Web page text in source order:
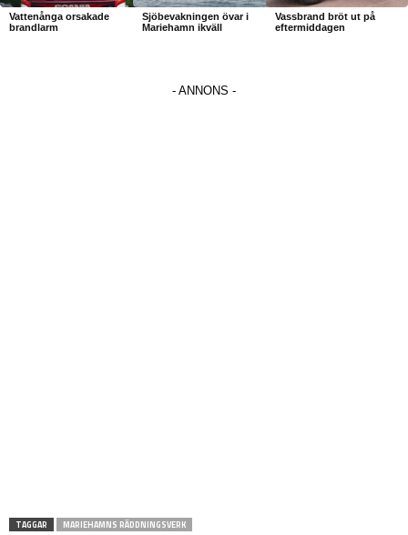
Vattenånga orsakade
brandlarm
Sjöbevakningen övar i
Mariehamn ikväll
Vassbrand bröt ut på
eftermiddagen
TAGGAR MARIEHAMNS RÄDDNINGSVERK